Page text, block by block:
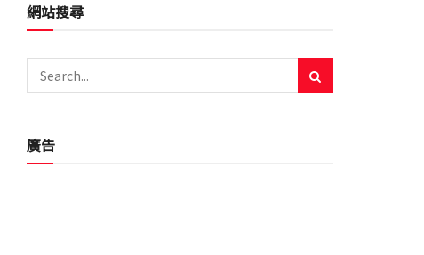
網站搜尋
廣告